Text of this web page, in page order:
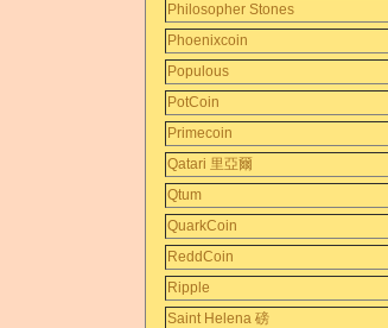
Philosopher Stones
Phoenixcoin
Populous
PotCoin
Primecoin
Qatari 里亞爾
Qtum
QuarkCoin
ReddCoin
Ripple
Saint Helena 磅